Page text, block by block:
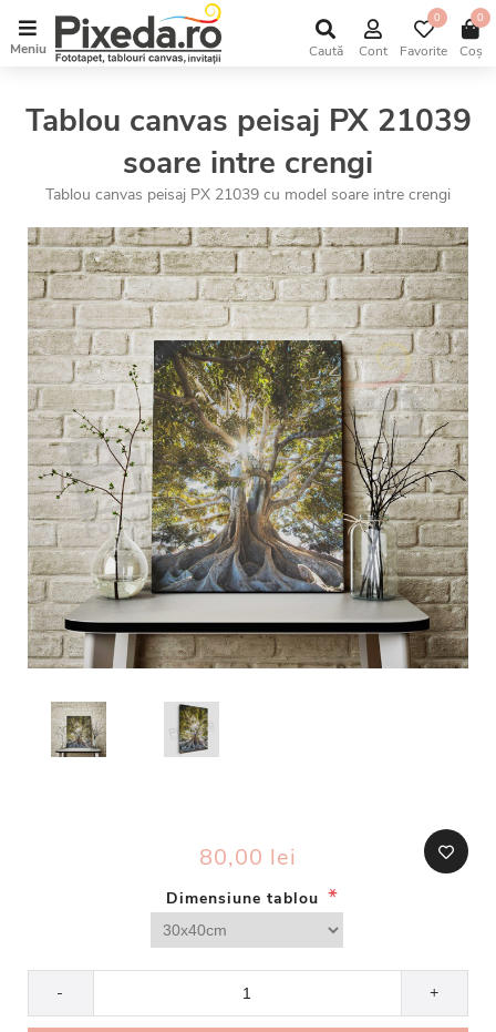
Meniu Caută Cont Favorite
0
Coș
0
Tablou canvas peisaj PX 21039
soare intre crengi
Tablou canvas peisaj PX 21039 cu model soare intre crengi
80,00 lei
Dimensiune tablou *
- +